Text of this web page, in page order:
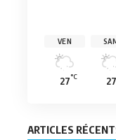
VEN
27°C 27
ARTICLES